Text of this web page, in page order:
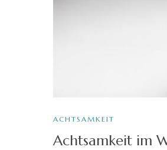
ACHTSAMKEIT
Achtsamkeit im